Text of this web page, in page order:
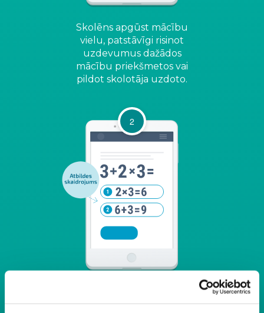
Skolēns apgūst mācību
vielu, patstāvīgi risinot
uzdevumus dažādos
mācību priekšmetos vai
pildot skolotāja uzdoto.
2
sistēma uzreiz sniedz